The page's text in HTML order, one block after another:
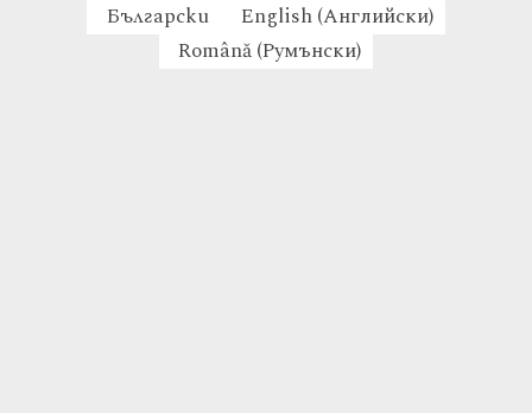
Български English(Английски)
Română(Румънски)